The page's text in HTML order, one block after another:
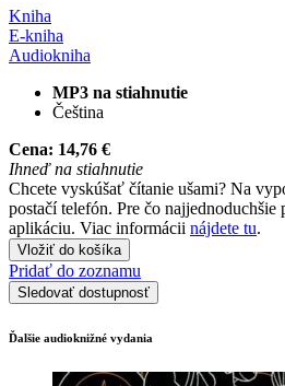
Kniha
E-kniha
Audiokniha
MP3 na stiahnutie
Čeština
Cena: 14,76 €
Ihneď na stiahnutie
Chcete vyskúšať čítanie ušami? Na
postačí telefón. Pre čo najjednoduchšie
aplikáciu. Viac informácii nájdete tu.
Vložiť do košíka
Pridať do zoznamu
Sledovať dostupnosť
Ďalšie audioknižné vydania